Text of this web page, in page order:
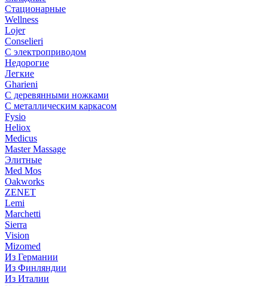
Стационарные
Wellness
Lojer
Conselieri
С электроприводом
Недорогие
Легкие
Gharieni
С деревянными ножками
С металлическим каркасом
Fysio
Heliox
Medicus
Master Massage
Элитные
Med Mos
Oakworks
ZENET
Lemi
Marchetti
Sierra
Vision
Mizomed
Из Германии
Из Финляндии
Из Италии